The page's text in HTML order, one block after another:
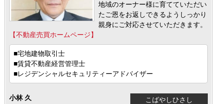
地域のオーナー様に育てていただい
たご恩をお返しできるようしっかり
親身にご対応させていただきます。
【不動産売買ホームページ】
■宅地建物取引士
■賃貸不動産経営管理士
■レジデンシャルセキュリティーアドバイザー
こばやしひさし
小林 久